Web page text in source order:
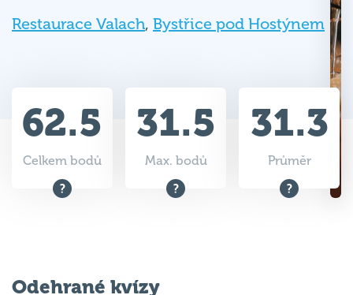
Restaurace Valach, Bystřice pod Hostýnem
62.5
Celkem bodů
31.5
Max. bodů
31.3
Průměr
Odehrané kvízy